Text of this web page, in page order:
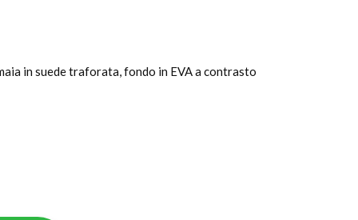
in suede traforata, fondo in EVA a contrasto